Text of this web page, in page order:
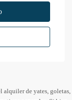
alquiler de yates, goletas,